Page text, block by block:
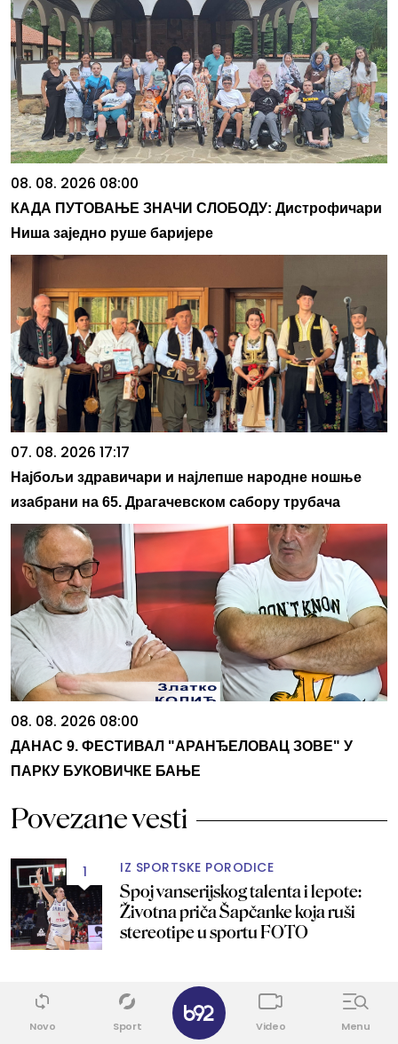
08. 08. 2026 08:00
КАДА ПУТОВАЊЕ ЗНАЧИ СЛОБОДУ: Дистрофичари
Ниша заједно руше баријере
07. 08. 2026 17:17
Најбољи здравичари и најлепше народне ношње
изабрани на 65. Драгачевском сабору трубача
08. 08. 2026 08:00
ДАНАС 9. ФЕСТИВАЛ "АРАНЂЕЛОВАЦ ЗОВЕ" У
ПАРКУ БУКОВИЧКЕ БАЊЕ
Povezane vesti
1 IZ SPORTSKE PORODICE
Spoj vanserijskog talenta i lepote:
Životna priča Šapčanke koja ruši
stereotipe u sportu FOTO
GODINE SU SAMO BROJ
Da li možete da poverujete da je ova
žena napunila 50 godina? Izgleda
Novo Sport Video Menu
✕